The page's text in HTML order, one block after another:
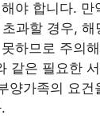
야 합니다. 만
과할 경우, 해
하므로 주의
같은 필요한
양가족의 요건